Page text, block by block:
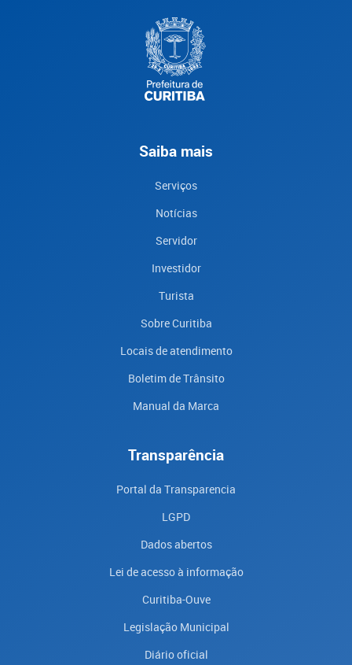
Saiba mais
Serviços
Notícias
Servidor
Investidor
Turista
Sobre Curitiba
Locais de atendimento
Boletim de Trânsito
Manual da Marca
Transparência
Portal da Transparencia
LGPD
Dados abertos
Lei de acesso à informação
Curitiba-Ouve
Legislação Municipal
Diário oficial